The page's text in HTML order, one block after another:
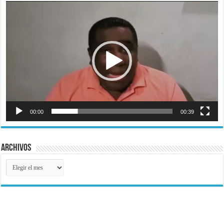
00:00 00:39
Archivos
Archivos